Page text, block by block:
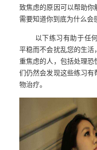
致焦虑的原因可以帮助
需要知道你到底为什么会
以下练习有助于任
平稳而不会扰乱您的生活
重焦虑的人，包括处理恐
们仍然会发现这些练习
物治疗。